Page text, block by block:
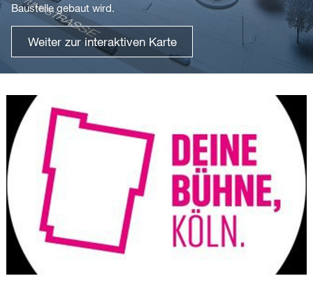
Baustelle gebaut wird.
Weiter zur interaktiven Karte